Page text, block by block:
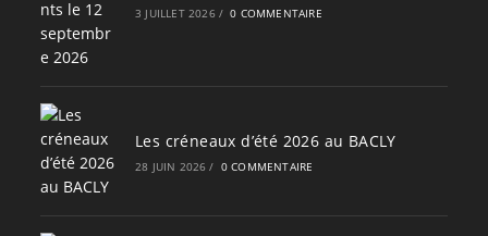
3 JUILLET 2026 / 0 COMMENTAIRE
Les créneaux d’été 2026 au BACLY
28 JUIN 2026 / 0 COMMENTAIRE